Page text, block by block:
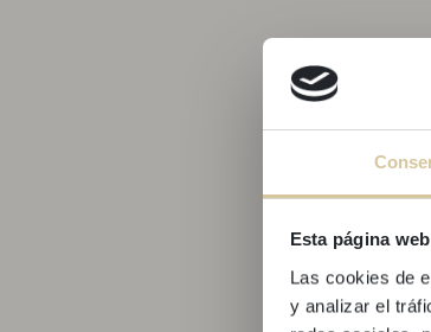
Esta página
Las cookies de
y analizar el